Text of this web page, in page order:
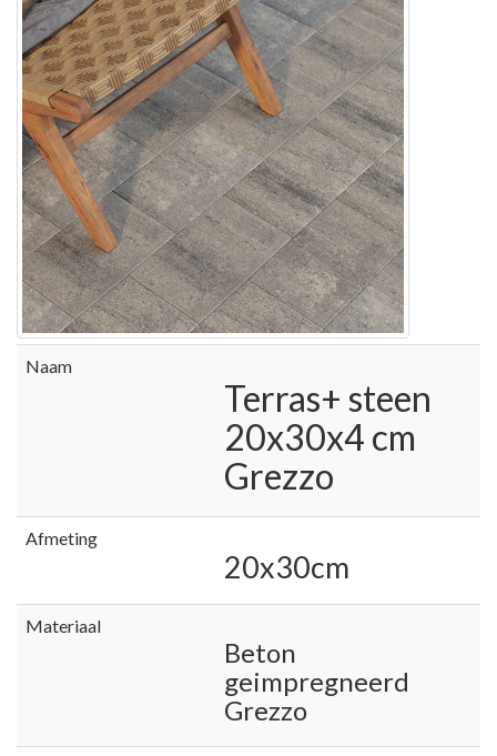
Naam
Terras+ steen
20x30x4 cm
Grezzo
Afmeting
20x30cm
Materiaal
Beton
geimpregneerd
Grezzo